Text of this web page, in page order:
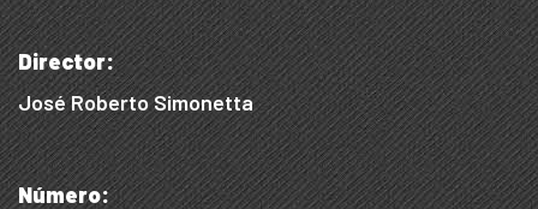
Director:
José Roberto Simonetta
Número: